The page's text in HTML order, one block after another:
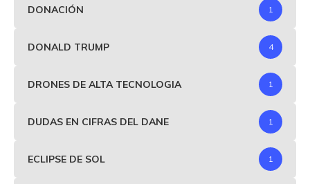
DONACIÓN 1
DONALD TRUMP 4
DRONES DE ALTA TECNOLOGIA 1
DUDAS EN CIFRAS DEL DANE 1
ECLIPSE DE SOL 1